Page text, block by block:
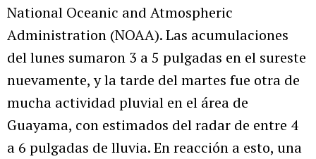
National Oceanic and Atmospheric
Administration (NOAA). Las acumulaciones
del lunes sumaron 3 a 5 pulgadas en el sureste
nuevamente, y la tarde del martes fue otra de
mucha actividad pluvial en el área de
Guayama, con estimados del radar de entre 4
a 6 pulgadas de lluvia. En reacción a esto, una